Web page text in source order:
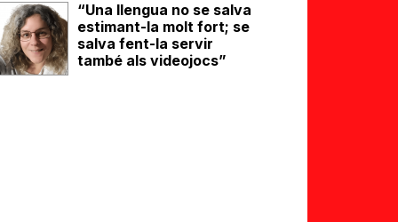
“Una llengua no se salva
estimant-la molt fort; se
salva fent-la servir
també als videojocs”